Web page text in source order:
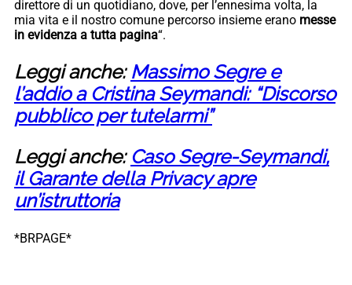
direttore di un quotidiano, dove, per l’ennesima volta, la
mia vita e il nostro comune percorso insieme erano messe
in evidenza a tutta pagina“.
Leggi anche: Massimo Segre e
l’addio a Cristina Seymandi: “Discorso
pubblico per tutelarmi”
Leggi anche: Caso Segre-Seymandi,
il Garante della Privacy apre
un’istruttoria
*BRPAGE*